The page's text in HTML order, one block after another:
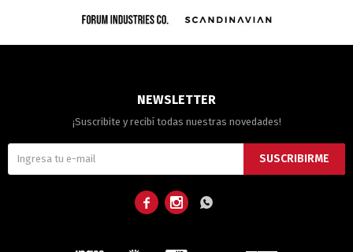
NEWSLETTER
¡Suscribite y recibí todas nuestras novedades!
SUSCRIBIRME
  